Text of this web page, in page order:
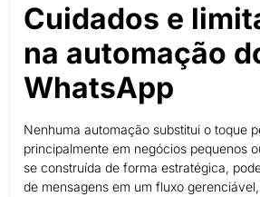
Cuidados e
na automação
WhatsApp
Nenhuma automação substitui o toque
principalmente em negócios pequenos
se construída de forma estratégica,
de mensagens em um fluxo